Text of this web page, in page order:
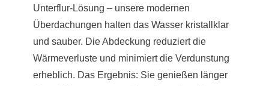
Unterflur-Lösung – unsere modernen
Überdachungen halten das Wasser kristallklar
und sauber. Die Abdeckung reduziert die
Wärmeverluste und minimiert die Verdunstung
erheblich. Das Ergebnis: Sie genießen länger